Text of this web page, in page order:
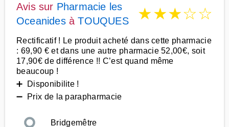
Avis sur Pharmacie les
OceanidesàTOUQUES ★★★☆☆
Rectificatif ! Le produit acheté dans cette pharmacie
: 69,90 € et dans une autre pharmacie 52,00€, soit
17,90€ de différence !! C’est quand même
beaucoup !
➕ Disponibilite !
➖ Prix de la parapharmacie
Bridgemêtre